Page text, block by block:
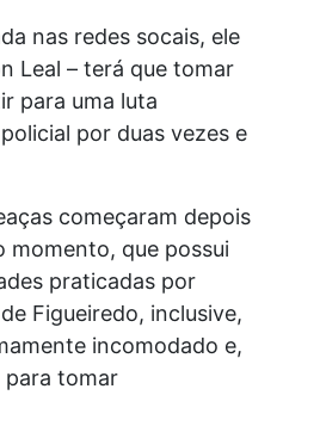
nas redes socais, ele
Leal – terá que tomar
para uma luta
por duas vezes e
começaram depois
momento, que possui
praticadas por
Figueiredo, inclusive,
incomodado e,
para tomar